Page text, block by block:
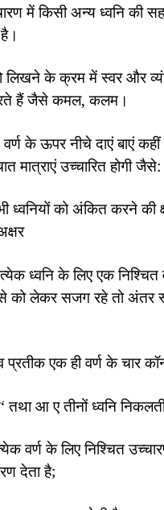
में किसी अन्य ध्वनि की
लिखने के क्रम में स्वर और
हैं जैसे कमल,कलम।
के ऊपर नीचे दाएं बाएं
मात्राएं उच्चारित होगी
ध्वनियों को अंकित करने
ध्वनि के लिए एक
को लेकर सजग रहे तो अंतर
एक ही वर्ण के चार
‘तथा आ ए तीनों ध्वनि
वर्ण के लिए निश्चित
देता है;